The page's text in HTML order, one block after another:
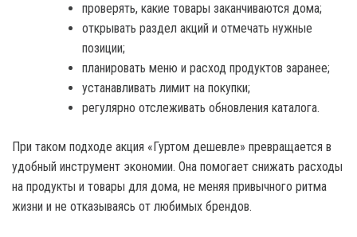
проверять, какие товары заканчиваются дома;
открывать раздел акций и отмечать нужные
позиции;
планировать меню и расход продуктов заранее;
устанавливать лимит на покупки;
регулярно отслеживать обновления каталога.
При таком подходе акция «Гуртом дешевле» превращается в
удобный инструмент экономии. Она помогает снижать расходы
на продукты и товары для дома, не меняя привычного ритма
жизни и не отказываясь от любимых брендов.